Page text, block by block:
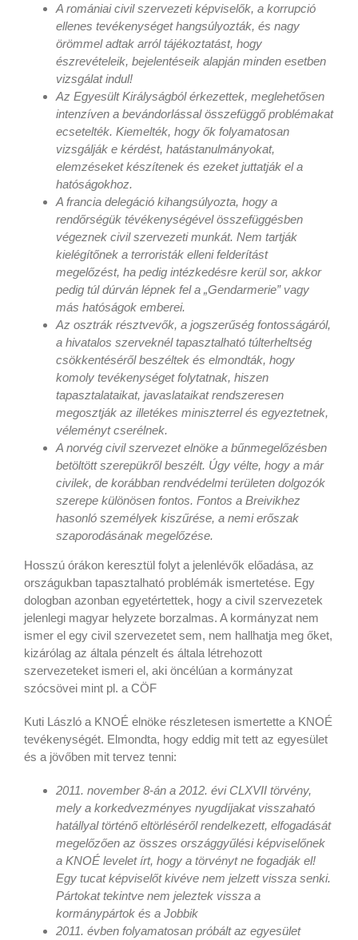
A romániai civil szervezeti képviselők, a korrupció
ellenes tevékenységet hangsúlyozták, és nagy
örömmel adtak arról tájékoztatást, hogy
észrevételeik, bejelentéseik alapján minden esetben
vizsgálat indul!
Az Egyesült Királyságból érkezettek, meglehetősen
intenzíven a bevándorlással összefüggő problémakat
ecsetelték. Kiemelték, hogy ők folyamatosan
vizsgálják e kérdést, hatástanulmányokat,
elemzéseket készítenek és ezeket juttatják el a
hatóságokhoz.
A francia delegáció kihangsúlyozta, hogy a
rendőrségük tévékenységével összefüggésben
végeznek civil szervezeti munkát. Nem tartják
kielégítőnek a terroristák elleni felderítást
megelőzést, ha pedig intézkedésre kerül sor, akkor
pedig túl dúrván lépnek fel a „Gendarmerie” vagy
más hatóságok emberei.
Az osztrák résztvevők, a jogszerűség fontosságáról,
a hivatalos szerveknél tapasztalható túlterheltség
csökkentéséről beszéltek és elmondták, hogy
komoly tevékenységet folytatnak, hiszen
tapasztalataikat, javaslataikat rendszeresen
megosztják az illetékes miniszterrel és egyeztetnek,
véleményt cserélnek.
A norvég civil szervezet elnöke a bűnmegelőzésben
betöltött szerepükről beszélt. Úgy vélte, hogy a már
civilek, de korábban rendvédelmi területen dolgozók
szerepe különösen fontos. Fontos a Breivikhez
hasonló személyek kiszűrése, a nemi erőszak
szaporodásának megelőzése.
Hosszú órákon keresztül folyt a jelenlévők előadása, az
országukban tapasztalható problémák ismertetése. Egy
dologban azonban egyetértettek, hogy a civil szervezetek
jelenlegi magyar helyzete borzalmas. A kormányzat nem
ismer el egy civil szervezetet sem, nem hallhatja meg őket,
kizárólag az általa pénzelt és általa létrehozott
szervezeteket ismeri el, aki öncélúan a kormányzat
szócsövei mint pl. a CÖF
Kuti László a KNOÉ elnöke részletesen ismertette a KNOÉ
tevékenységét. Elmondta, hogy eddig mit tett az egyesület
és a jövőben mit tervez tenni:
2011. november 8-án a 2012. évi CLXVII törvény,
mely a korkedvezményes nyugdíjakat visszaható
hatállyal történő eltörléséről rendelkezett, elfogadását
megelőzően az összes országgyűlési képviselőnek
a KNOÉ levelet írt, hogy a törvényt ne fogadják el!
Egy tucat képviselőt kivéve nem jelzett vissza senki.
Pártokat tekintve nem jeleztek vissza a
kormánypártok és a Jobbik
2011. évben folyamatosan próbált az egyesület